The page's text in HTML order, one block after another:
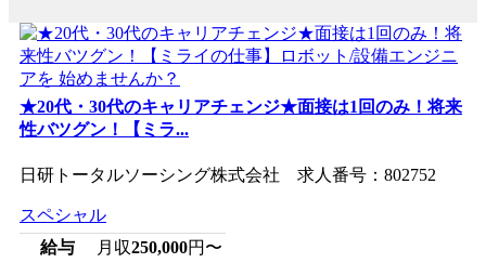
★20代・30代のキャリアチェンジ★面接は1回のみ！将来
性バツグン！【ミラ...
日研トータルソーシング株式会社 求人番号：802752
スペシャル
給与
月収250,000円〜